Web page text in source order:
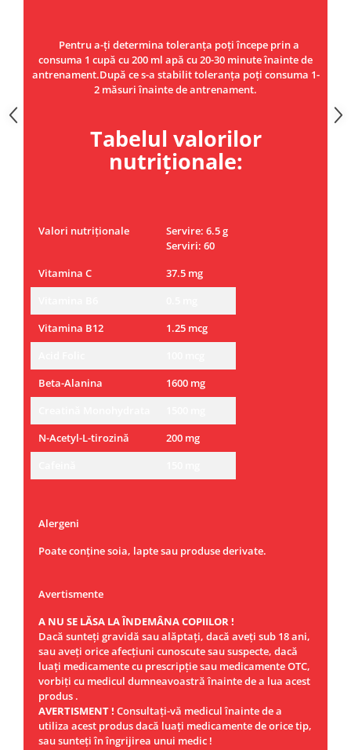
Pentru a-ți determina toleranța poți începe prin a
consuma 1 cupă cu 200 ml apă cu 20-30 minute înainte de
antrenament.După ce s-a stabilit toleranța poți consuma 1-
2 măsuri înainte de antrenament.
Tabelul valorilor
nutriționale:
Valori nutriționale
Servire: 6.5 g
Serviri: 60
Vitamina C
37.5 mg
Vitamina B12
1.25 mcg
Beta-Alanina
1600 mg
N-Acetyl-L-tirozină
200 mg
Alergeni
Poate conține soia, lapte sau produse derivate.
Avertismente
A NU SE LĂSA LA ÎNDEMÂNA COPIILOR !
Dacă sunteţi gravidă sau alăptaţi, dacă aveţi sub 18 ani,
sau aveţi orice afecţiuni cunoscute sau suspecte, dacă
luaţi medicamente cu prescripţie sau medicamente OTC,
vorbiţi cu medicul dumneavoastră înainte de a lua acest
produs .
AVERTISMENT ! Consultaţi-vă medicul înainte de a
utiliza acest produs dacă luaţi medicamente de orice tip,
sau sunteţi în îngrijirea unui medic !